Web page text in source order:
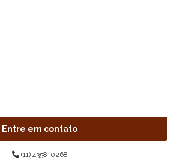
Entre em contato
(11) 4358-0268